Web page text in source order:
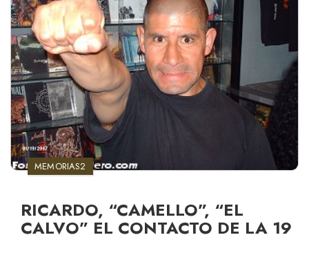
MEMORIAS2
RICARDO, “CAMELLO”, “EL
CALVO” EL CONTACTO DE LA 19